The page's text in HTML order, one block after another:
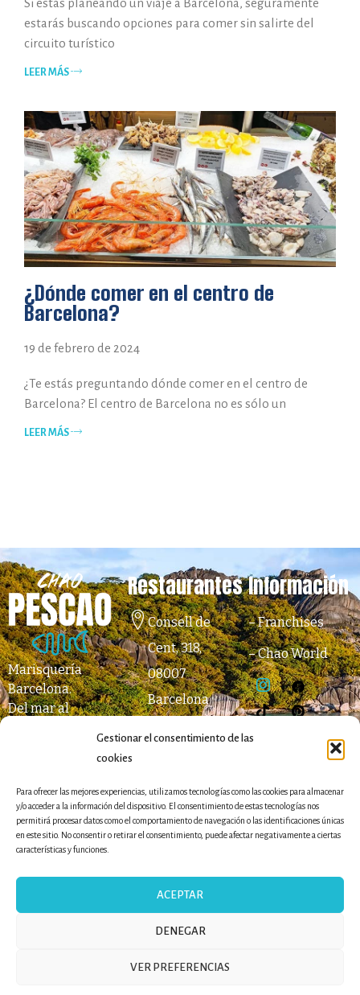
Gestionar el consentimiento de las
cookies
Para ofrecer las mejores experiencias, utilizamos tecnologías como las cookies para almacenar
y/o acceder a la información del dispositivo. El consentimiento de estas tecnologías nos
permitirá procesar datos como el comportamiento de navegación o las identificaciones únicas
en este sitio. No consentir o retirar el consentimiento, puede afectar negativamente a ciertas
características y funciones.
ACEPTAR
DENEGAR
VER PREFERENCIAS
Si estás planeando un viaje a Barcelona, seguramente
estarás buscando opciones para comer sin salirte del
circuito turístico
LEER MÁS
¿Dónde comer en el centro de
Barcelona?
19 de febrero de 2024
¿Te estás preguntando dónde comer en el centro de
Barcelona? El centro de Barcelona no es sólo un
LEER MÁS
Marisquería
Barcelona.
Del mar al
Restaurantes
Consell de
Cent, 318,
08007
Barcelona
de Gracia (L2,
Passatge
Mercantil, 1,
El Born -
Información
–Franchises
–Chao World
CONSELLRESERVAEL BORN